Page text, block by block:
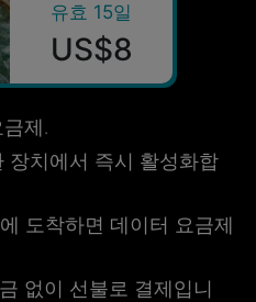
유효 15일
US$8
제.
장치에서 즉시 활성화합
도착하면 데이터 요금제
없이 선불로 결제입니